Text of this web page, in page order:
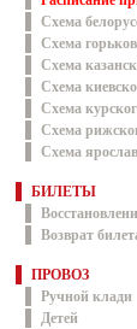
Схема
Схема
Схема
Схема
Схема
Схема
Схема
БИЛЕТЫ
Возврат
ПРОВОЗ
Ручной клади
Детей